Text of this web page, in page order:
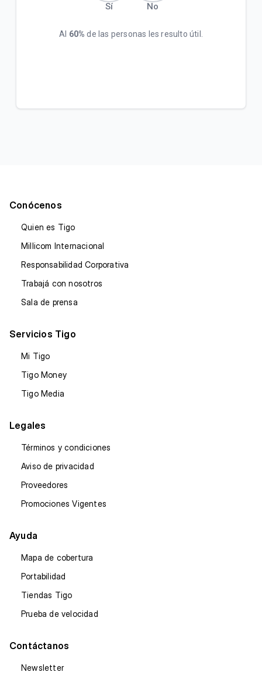
Sí No
Al 60% de las personas les resulto útil.
Conócenos
Quien es Tigo
Millicom Internacional
Responsabilidad Corporativa
Trabajá con nosotros
Sala de prensa
Servicios Tigo
Mi Tigo
Tigo Money
Tigo Media
Legales
Términos y condiciones
Aviso de privacidad
Proveedores
Promociones Vigentes
Ayuda
Mapa de cobertura
Portabilidad
Tiendas Tigo
Prueba de velocidad
Contáctanos
Newsletter